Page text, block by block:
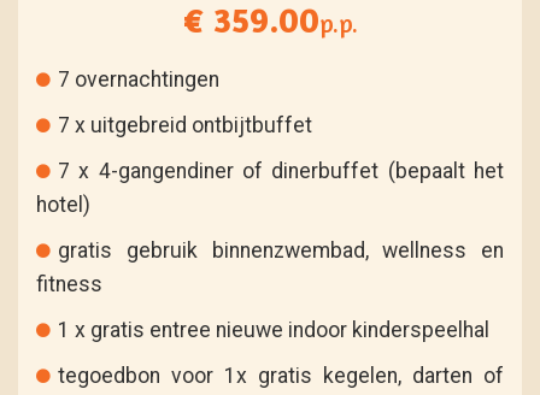
€ 359.00p.p.
7 overnachtingen
7 x uitgebreid ontbijtbuffet
7 x 4-gangendiner of dinerbuffet (bepaalt het
hotel)
gratis gebruik binnenzwembad, wellness en
fitness
1 x gratis entree nieuwe indoor kinderspeelhal
tegoedbon voor 1x gratis kegelen, darten of